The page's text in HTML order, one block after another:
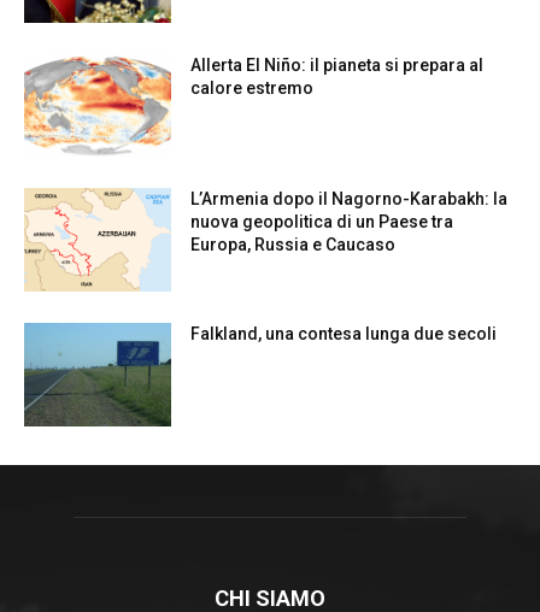
Allerta El Niño: il pianeta si prepara al
calore estremo
L’Armenia dopo il Nagorno-Karabakh: la
nuova geopolitica di un Paese tra
Europa, Russia e Caucaso
Falkland, una contesa lunga due secoli
CHI SIAMO